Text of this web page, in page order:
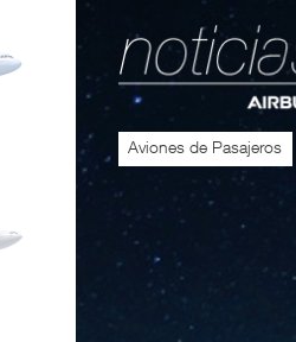
Aviones de Pasajeros